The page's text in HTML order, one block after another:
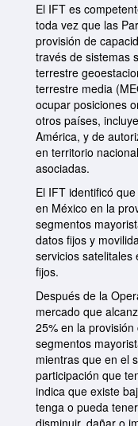
El IFT es
toda vez que las
provisión de
través de sistemas
terrestre
terrestre media
ocupar posiciones
otros países,
América, y de
en territorio
asociadas.
El IFT identificó
en México en la
segmentos
datos fijos y
servicios satelitales
fijos.
Después de la
mercado que
25% en la
segmentos
mientras que en el
participación que
indica que existe
tenga o pueda
disminuir, dañar o